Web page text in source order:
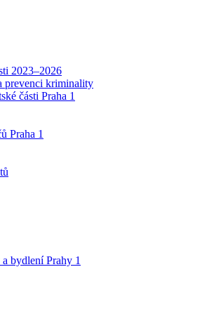
2023–2026
prevenci kriminality
části Praha 1
Praha 1
bydlení Prahy 1